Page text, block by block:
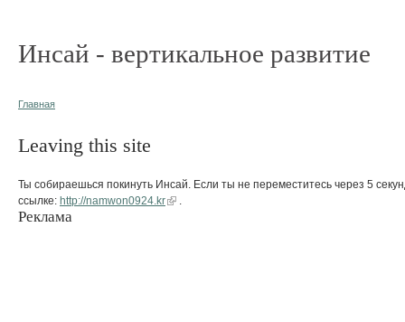
Инсай - вертикальное развитие
Главная
Leaving this site
Ты собираешься покинуть Инсай. Если ты не переместитесь через 5
ссылке: http://namwon0924.kr
Реклама